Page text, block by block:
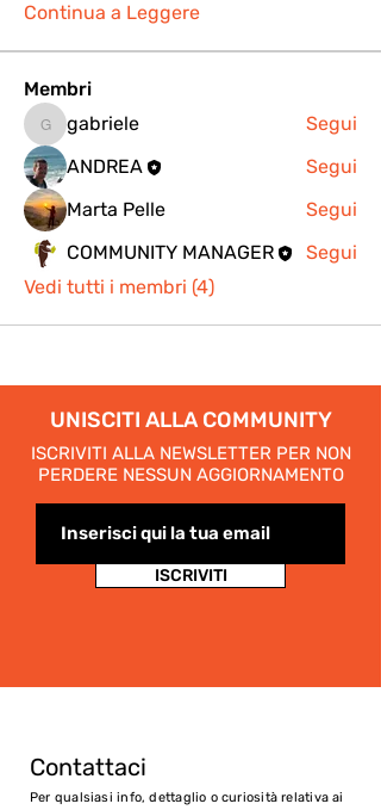
Continua a Leggere
Membri
gabriele
gabriele
Segui
ANDREA
Segui
Marta Pelle
Segui
COMMUNITY MANAGER
Segui
Vedi tutti i membri (4)
UNISCITI ALLA COMMUNITY
ISCRIVITI ALLA NEWSLETTER PER NON
PERDERE NESSUN AGGIORNAMENTO
ISCRIVITI
Contattaci
Per qualsiasi info, dettaglio o curiosità relativa ai